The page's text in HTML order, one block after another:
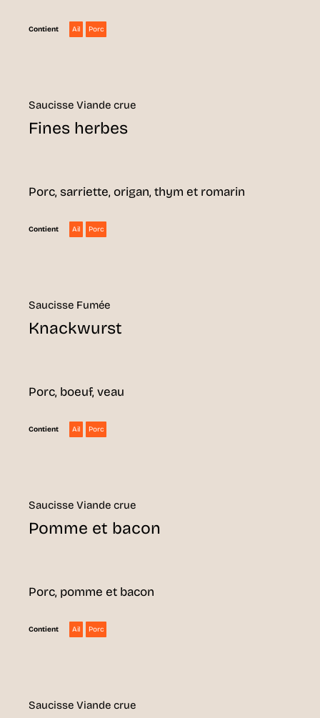
Contient Ail Porc
Saucisse Viande crue
Fines herbes
Porc, sarriette, origan, thym et romarin
Contient Ail Porc
Saucisse Fumée
Knackwurst
Porc, boeuf, veau
Contient Ail Porc
Saucisse Viande crue
Pomme et bacon
Porc, pomme et bacon
Contient Ail Porc
Saucisse Viande crue